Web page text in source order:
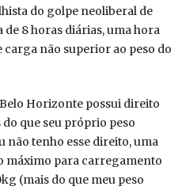
do golpe neoliberal de
de 8 horas diárias, uma hora
carga não superior ao peso do
Horizonte possui direito
que seu próprio peso
não tenho esse direito, uma
máximo para carregamento
(mais do que meu peso